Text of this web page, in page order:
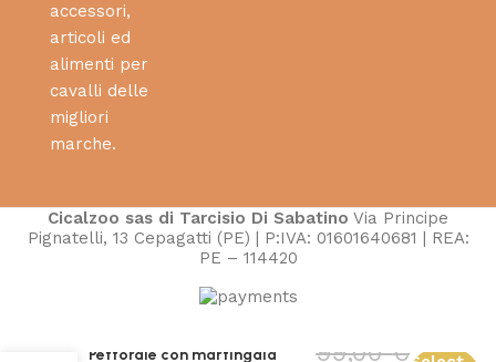
accessori,
articoli ed
alimenti per
cavalli delle
migliori
marche.
Cicalzoo sas di Tarcisio Di Sabatino Via Principe
Pignatelli, 13 Cepagatti (PE) | P:IVA: 01601640681 | REA:
PE – 114420
Pettorale con martingala 99,00€